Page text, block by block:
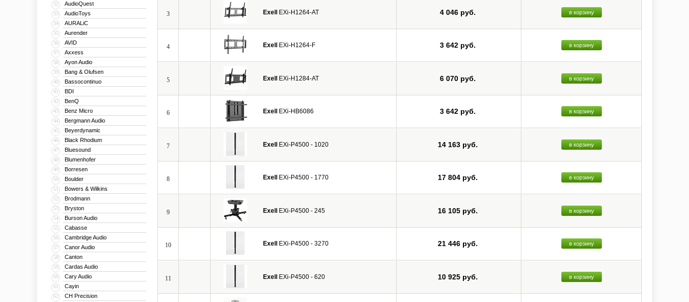
32 AudioQuest
33 AudioToys
34 AURALiC
35 Aurender
36 AVID
37 Axxess
38 Ayon Audio
39 Bang & Olufsen
40 Bassocontinuo
41 BDI
42 BenQ
43 Benz Micro
44 Bergmann Audio
45 Beyerdynamic
46 Black Rhodium
47 Bluesound
48 Blumenhofer
49 Borresen
50 Boulder
51 Bowers & Wilkins
52 Brodmann
53 Bryston
54 Burson Audio
55 Cabasse
56 Cambridge Audio
57 Canor Audio
58 Canton
59 Cardas Audio
60 Cary Audio
61 Cayin
62 CH Precision
3 Exell EXi-H1264-AT 4 046 руб. в корзину
4 Exell EXi-H1264-F 3 642 руб. в корзину
5 Exell EXi-H1284-AT 6 070 руб. в корзину
6 Exell EXi-HB6086 3 642 руб. в корзину
7 Exell EXi-P4500 - 1020 14 163 руб. в корзину
8 Exell EXi-P4500 - 1770 17 804 руб. в корзину
9 Exell EXi-P4500 - 245 16 105 руб. в корзину
10 Exell EXi-P4500 - 3270 21 446 руб. в корзину
11 Exell EXi-P4500 - 620 10 925 руб. в корзину